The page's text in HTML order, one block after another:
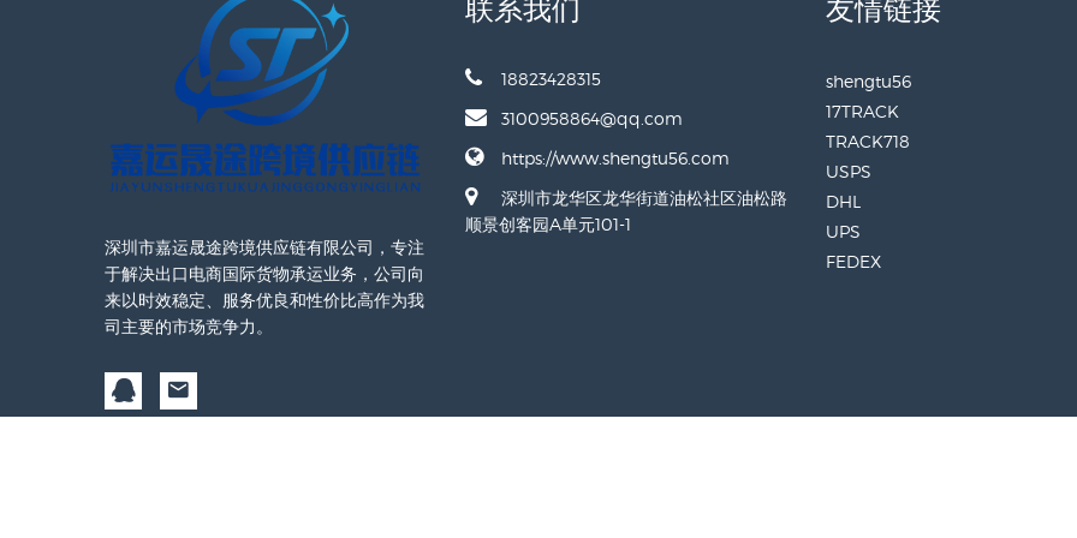
深圳市嘉运晟途跨境供应链有限公司，专注
于解决出口电商国际货物承运业务，公司向
来以时效稳定、服务优良和性价比高作为我
司主要的市场竞争力。
联系我们
18823428315
3100958864@qq.com
https://www.shengtu56.com
深圳市龙华区龙华街道油松社区油松路
顺景创客园A单元101-1
友情链接
shengtu56
17TRACK
TRACK718
USPS
DHL
UPS
FEDEX